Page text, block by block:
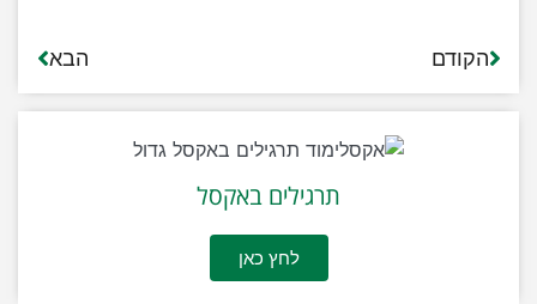
הקודם הבא
תרגילים באקסל
לחץ כאן